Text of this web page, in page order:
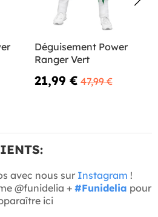
Déguisement Power
Ranger Vert
21,99 € 47,99 €
avec nous sur Instagram !
@funidelia + #Funidelia pour
ici